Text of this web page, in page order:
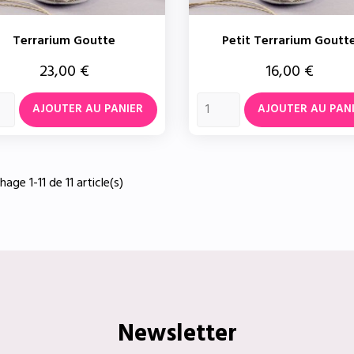
Terrarium Goutte
Prix
23,00 €
AJOUTER AU PANIER
Petit Terrarium
Prix
16,00 €
AJOUTER AU
1-11 de 11 article(s)
Newsletter